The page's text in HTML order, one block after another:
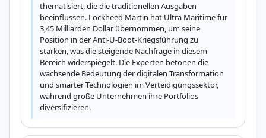
thematisiert, die die traditionellen Ausgaben
beeinflussen. Lockheed Martin hat Ultra Maritime für
3,45 Milliarden Dollar übernommen, um seine
Position in der Anti-U-Boot-Kriegsführung zu
stärken, was die steigende Nachfrage in diesem
Bereich widerspiegelt. Die Experten betonen die
wachsende Bedeutung der digitalen Transformation
und smarter Technologien im Verteidigungssektor,
während große Unternehmen ihre Portfolios
diversifizieren.